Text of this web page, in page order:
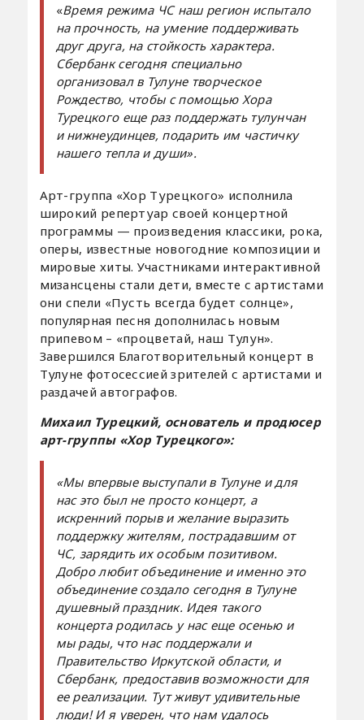
«Время режима ЧС наш регион испытало
на прочность, на умение поддерживать
друг друга, на стойкость характера.
Сбербанк сегодня специально
организовал в Тулуне творческое
Рождество, чтобы с помощью Хора
Турецкого еще раз поддержать тулунчан
и нижнеудинцев, подарить им частичку
нашего тепла и души».
Арт-группа «Хор Турецкого» исполнила
широкий репертуар своей концертной
программы — произведения классики, рока,
оперы, известные новогодние композиции и
мировые хиты. Участниками интерактивной
мизансцены стали дети, вместе с артистами
они спели «Пусть всегда будет солнце»,
популярная песня дополнилась новым
припевом – «процветай, наш Тулун».
Завершился Благотворительный концерт в
Тулуне фотосессией зрителей с артистами и
раздачей автографов.
Михаил Турецкий, основатель и продюсер
арт-группы «Хор Турецкого»:
«Мы впервые выступали в Тулуне и для
нас это был не просто концерт, а
искренний порыв и желание выразить
поддержку жителям, пострадавшим от
ЧС, зарядить их особым позитивом.
Добро любит объединение и именно это
объединение создало сегодня в Тулуне
душевный праздник. Идея такого
концерта родилась у нас еще осенью и
мы рады, что нас поддержали и
Правительство Иркутской области, и
Сбербанк, предоставив возможности для
ее реализации. Тут живут удивительные
люди! И я уверен, что нам удалось